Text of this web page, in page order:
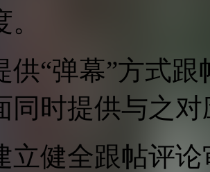
供“弹幕”方式
同时提供与之
立健全跟帖评